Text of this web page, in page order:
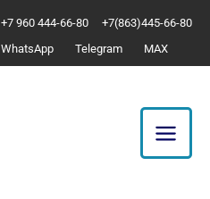
+7 960 444-66-80
+7(863)445-66-80
WhatsApp
Telegram MAX